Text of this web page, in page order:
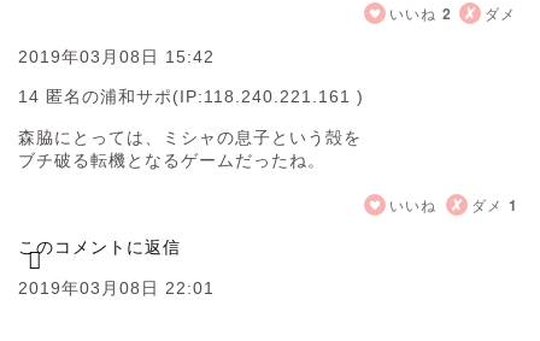
いいね 2 ダメ
2019年03月08日 15:42
14 匿名の浦和サポ(IP:118.240.221.161 )
森脇にとっては、ミシャの息子という殻を
ブチ破る転機となるゲームだったね。
いいね ダメ 1
このコメントに返信
2019年03月08日 22:01